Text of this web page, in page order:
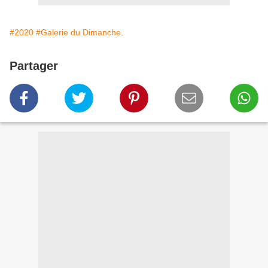
#2020 #Galerie du Dimanche.
Partager